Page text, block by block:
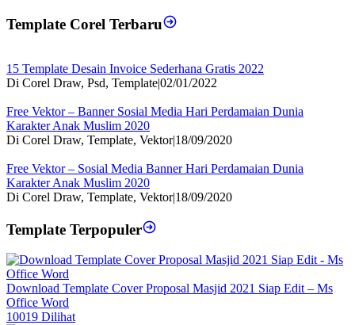
Template Corel Terbaru
15 Template Desain Invoice Sederhana Gratis 2022
Di Corel Draw, Psd, Template|02/01/2022
Free Vektor – Banner Sosial Media Hari Perdamaian Dunia
Karakter Anak Muslim 2020
Di Corel Draw, Template, Vektor|18/09/2020
Free Vektor – Sosial Media Banner Hari Perdamaian Dunia
Karakter Anak Muslim 2020
Di Corel Draw, Template, Vektor|18/09/2020
Template Terpopuler
Download Template Cover Proposal Masjid 2021 Siap Edit – Ms
Office Word
10019 Dilihat